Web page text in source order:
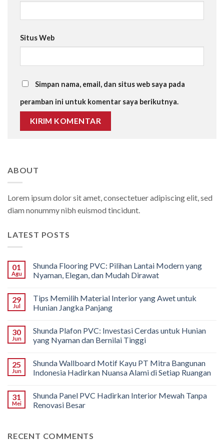
Situs Web
Simpan nama, email, dan situs web saya pada
peramban ini untuk komentar saya berikutnya.
ABOUT
Lorem ipsum dolor sit amet, consectetuer adipiscing elit, sed
diam nonummy nibh euismod tincidunt.
LATEST POSTS
01
Agu
Shunda Flooring PVC: Pilihan Lantai Modern yang
Nyaman, Elegan, dan Mudah Dirawat
29
Jul
Tips Memilih Material Interior yang Awet untuk
Hunian Jangka Panjang
30
Jun
Shunda Plafon PVC: Investasi Cerdas untuk Hunian
yang Nyaman dan Bernilai Tinggi
25
Jun
Shunda Wallboard Motif Kayu PT Mitra Bangunan
Indonesia Hadirkan Nuansa Alami di Setiap Ruangan
31
Mei
Shunda Panel PVC Hadirkan Interior Mewah Tanpa
Renovasi Besar
RECENT COMMENTS